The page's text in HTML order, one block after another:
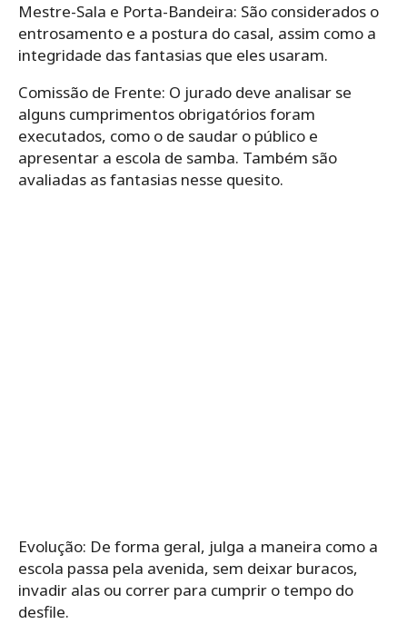
Mestre-Sala e Porta-Bandeira: São considerados o
entrosamento e a postura do casal, assim como a
integridade das fantasias que eles usaram.
Comissão de Frente: O jurado deve analisar se
alguns cumprimentos obrigatórios foram
executados, como o de saudar o público e
apresentar a escola de samba. Também são
avaliadas as fantasias nesse quesito.
Evolução: De forma geral, julga a maneira como a
escola passa pela avenida, sem deixar buracos,
invadir alas ou correr para cumprir o tempo do
desfile.